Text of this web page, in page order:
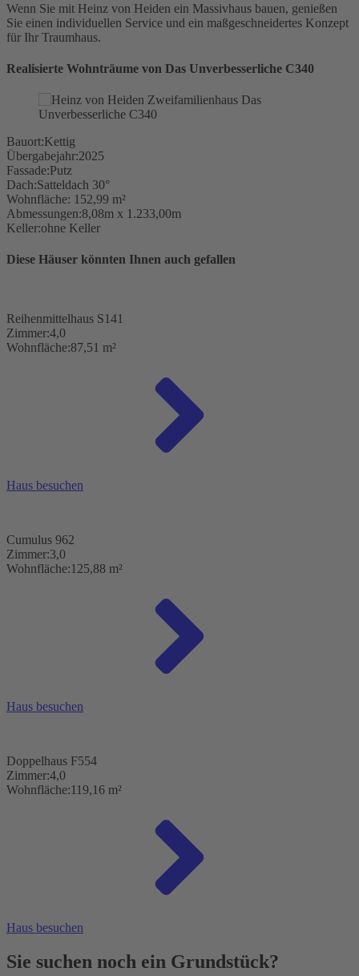
Wenn Sie mit Heinz von Heiden ein Massivhaus bauen, genießen
Sie einen individuellen Service und ein maßgeschneidertes Konzept
für Ihr Traumhaus.
Realisierte Wohnträume von Das Unverbesserliche C340
Bauort:Kettig
Übergabejahr:2025
Fassade:Putz
Dach:Satteldach 30°
Wohnfläche: 152,99 m²
Abmessungen:8,08m x 1.233,00m
Keller:ohne Keller
Diese Häuser könnten Ihnen auch gefallen
Reihenmittelhaus S141
Zimmer:4,0
Wohnfläche:87,51 m²
Haus besuchen
Cumulus 962
Zimmer:3,0
Wohnfläche:125,88 m²
Haus besuchen
Doppelhaus F554
Zimmer:4,0
Wohnfläche:119,16 m²
Haus besuchen
Sie suchen noch ein Grundstück?